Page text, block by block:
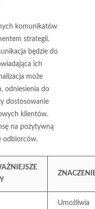
komunikatów
strategii.
będzie do
ich
może
odniesienia do
dostosowanie
klientów.
na pozytywną
odbiorców.
Umożliwia